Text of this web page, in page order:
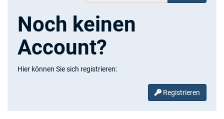
Noch keinen
Account?
Hier können Sie sich registrieren:
Registrieren